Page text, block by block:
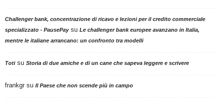
Challenger bank, concentrazione di ricavo e lezioni per il credito commerciale
specializzato - PausePaysu Le challenger bank europee avanzano in Italia,
mentre le italiane arrancano: un confronto tra modelli
Totisu Storia di due amiche e di un cane che sapeva leggere e scrivere
frankgr su Il Paese che non scende più in campo